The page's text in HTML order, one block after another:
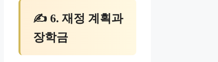
✍ 6. 재정 계획과
장학금